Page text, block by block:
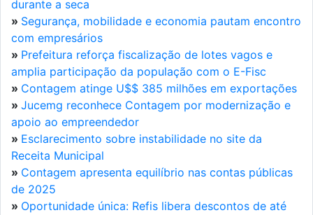
durante a seca
» Segurança, mobilidade e economia pautam encontro
com empresários
» Prefeitura reforça fiscalização de lotes vagos e
amplia participação da população com o E-Fisc
» Contagem atinge U$$ 385 milhões em exportações
» Jucemg reconhece Contagem por modernização e
apoio ao empreendedor
» Esclarecimento sobre instabilidade no site da
Receita Municipal
» Contagem apresenta equilíbrio nas contas públicas
de 2025
» Oportunidade única: Refis libera descontos de até